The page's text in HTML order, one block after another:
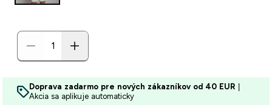
Doprava zadarmo pre nových zákazníkov od 40 EUR
Akcia sa aplikuje automaticky